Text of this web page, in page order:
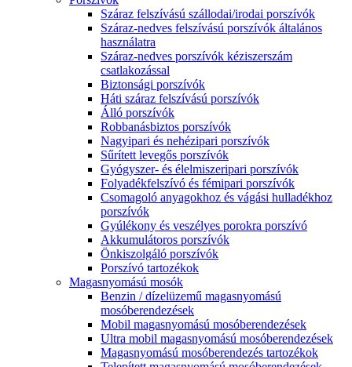
Száraz felszívású szállodai/irodai porszívók
Száraz-nedves felszívású porszívók általános
használatra
Száraz-nedves porszívók kéziszerszám
csatlakozással
Biztonsági porszívók
Háti száraz felszívású porszívók
Álló porszívók
Robbanásbiztos porszívók
Nagyipari és nehézipari porszívók
Sűrített levegős porszívók
Gyógyszer- és élelmiszeripari porszívók
Folyadékfelszívó és fémipari porszívók
Csomagoló anyagokhoz és vágási hulladékhoz
porszívók
Gyúlékony és veszélyes porokra porszívó
Akkumulátoros porszívók
Önkiszolgáló porszívók
Porszívó tartozékok
Magasnyomású mosók
Benzin / dízelüzemű magasnyomású
mosóberendezések
Mobil magasnyomású mosóberendezések
Ultra mobil magasnyomású mosóberendezések
Magasnyomású mosóberendezés tartozékok